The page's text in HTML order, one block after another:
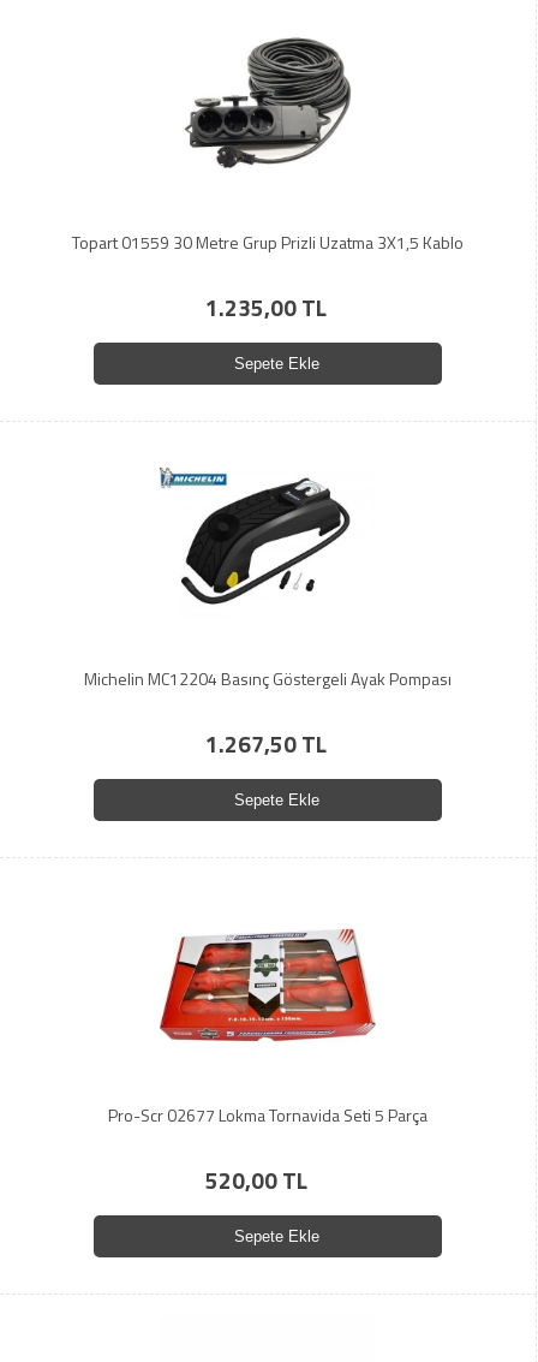
Topart 01559 30 Metre Grup Prizli Uzatma 3X1,5 Kablo
1.235,00 TL
Sepete Ekle
Michelin MC12204 Basınç Göstergeli Ayak Pompası
1.267,50 TL
Sepete Ekle
Pro-Scr 02677 Lokma Tornavida Seti 5 Parça
520,00 TL
Sepete Ekle